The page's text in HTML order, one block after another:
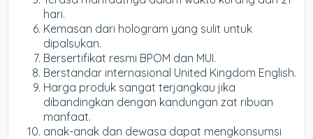
hari.
Kemasan dari hologram yang sulit untuk
dipalsukan.
Bersertifikat resmi BPOM dan MUI.
Berstandar internasional United Kingdom English.
Harga produk sangat terjangkau jika
dibandingkan dengan kandungan zat ribuan
manfaat.
anak-anak dan dewasa dapat mengkonsumsi